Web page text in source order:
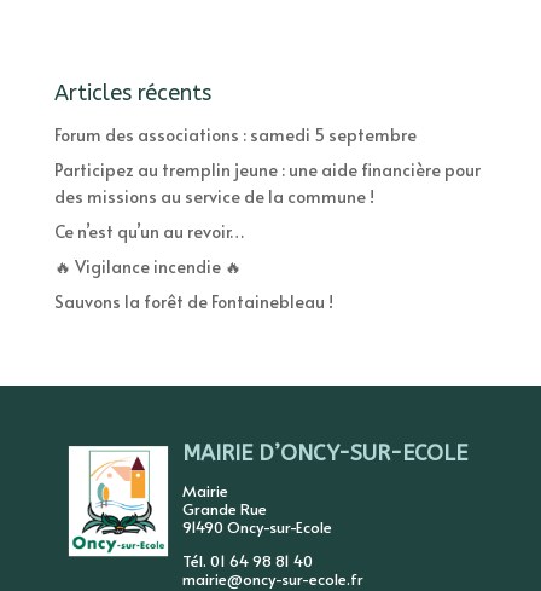
Articles récents
Forum des associations : samedi 5 septembre
Participez au tremplin jeune : une aide financière pour
des missions au service de la commune !
Ce n’est qu’un au revoir…
🔥 Vigilance incendie 🔥
Sauvons la forêt de Fontainebleau !
MAIRIE D’ONCY-SUR-ECOLE
Mairie
Grande Rue
91490 Oncy-sur-Ecole
Tél. 01 64 98 81 40
mairie@oncy-sur-ecole.fr